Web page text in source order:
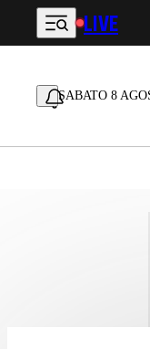
Vai al contenutoLIVE
SABATO 8